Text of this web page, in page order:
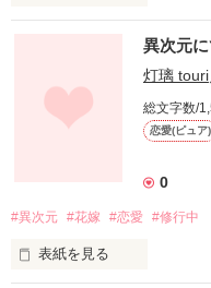
誰かと一緒に見るあの景
自分が大嫌いな 琉璃
強がりで弱虫な 美華
俯きがちな3人の少女が繰
い…お話。
異次元に
灯璃 touri
総文字数/
恋愛(ピュア)
0
#異次元 #花嫁 #恋愛 #修行中
表紙を見る